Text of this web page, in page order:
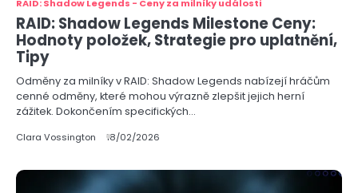
RAID: Shadow Legends - Ceny za milníky události
RAID: Shadow Legends Milestone Ceny:
Hodnoty položek, Strategie pro uplatnění,
Tipy
Odměny za milníky v RAID: Shadow Legends nabízejí hráčům
cenné odměny, které mohou výrazně zlepšit jejich herní
zážitek. Dokončením specifických…
Clara Vossington 18/02/2026